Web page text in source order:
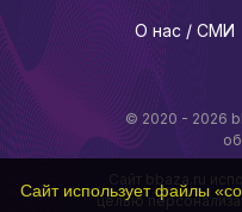
Сайт использует файлы
© 2020 - 2026
Сайт bbaza.ru
целью
О нас / СМИ